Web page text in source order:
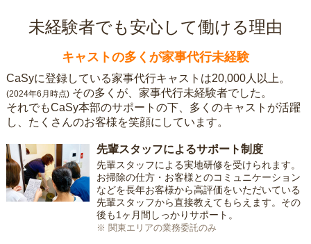
未経験者でも安心して働ける理由
キャストの多くが家事代行未経験
CaSyに登録している家事代行キャストは20,000人以上。
(2024年6月時点) その多くが、家事代行未経験者でした。
それでもCaSy本部のサポートの下、多くのキャストが活躍
し、たくさんのお客様を笑顔にしています。
先輩スタッフによるサポート制度
先輩スタッフによる実地研修を受けられます。
お掃除の仕方・お客様とのコミュニケーション
などを長年お客様から高評価をいただいている
先輩スタッフから直接教えてもらえます。その
後も1ヶ月間しっかりサポート。
※ 関東エリアの業務委託のみ